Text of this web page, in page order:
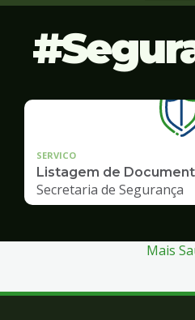
SERVICO
Listagem de
Secretaria de Segurança
Mais